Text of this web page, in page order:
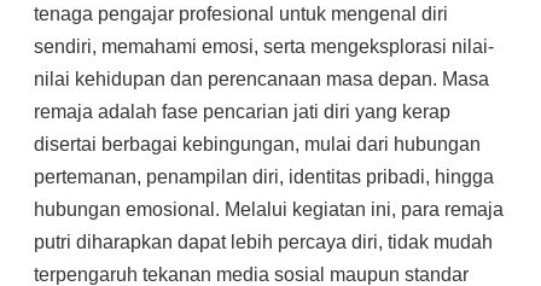
tenaga pengajar profesional untuk mengenal diri
sendiri, memahami emosi, serta mengeksplorasi nilai-
nilai kehidupan dan perencanaan masa depan. Masa
remaja adalah fase pencarian jati diri yang kerap
disertai berbagai kebingungan, mulai dari hubungan
pertemanan, penampilan diri, identitas pribadi, hingga
hubungan emosional. Melalui kegiatan ini, para remaja
putri diharapkan dapat lebih percaya diri, tidak mudah
terpengaruh tekanan media sosial maupun standar